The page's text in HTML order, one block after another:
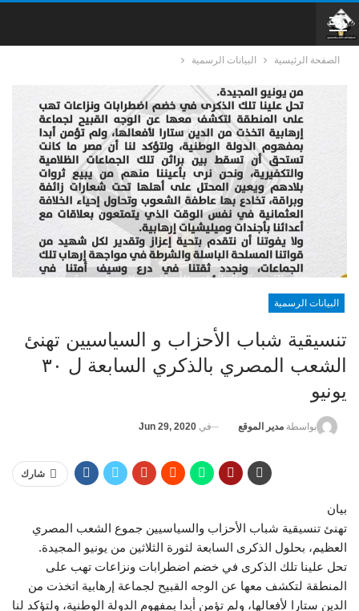
الصفحة الرئيسية البيانات الرسمية
البيانات الرسمية
تنسيقية شباب الأحزاب و السياسيين تهنئ
الشعب المصري بالذكري السابعة ل ٣٠
يونيو
بواسطة مدير الموقع في Jun 29, 2020
شارك
بيان
تهنئ تنسيقية شباب الأحزاب والسياسيين جموع الشعب المصري
العظيم، بحلول الذكرى السابعة لثورة الثلاثين من يونيو المجيدة.
تحل علينا تلك الذكرى في خضم اضطرابات ونزاعات تهب على
المنطقة لتكشف معها عن الوجه القبيح لجماعة إرهابية اتخذت من
الدين ستارا لأفعالها، ولم تؤمن أبدا بمفهوم الدولة الوطنية، ولتؤكد لنا